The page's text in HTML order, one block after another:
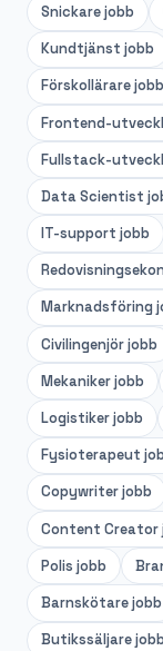
Snickarejobb
Kundtjänst jobb
Förskollärarejobb
Frontend-
Fullstack-
Data Scientist
IT-support jobb
Marknadsföring
Civilingenjörjobb
Mekanikerjobb
Logistikerjobb
Fysioterapeut
Copywriterjobb
Content Creator
Polis jobb
Barnskötarejobb
Butikssäljarejobb